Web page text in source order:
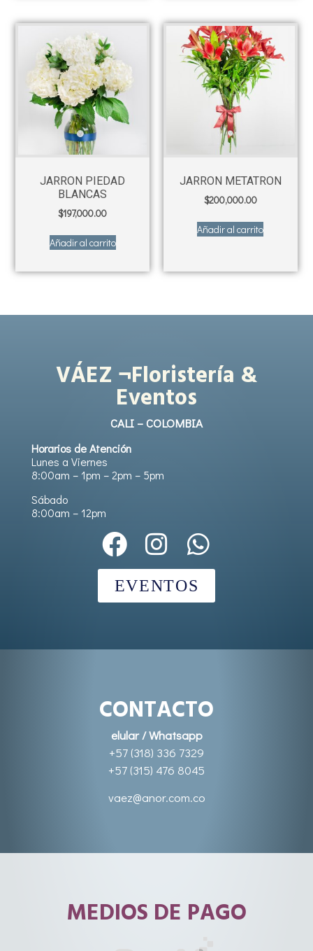
JARRON PIEDAD
BLANCAS
$197,000.00
Añadir al carrito
JARRON METATRON
$200,000.00
Añadir al carrito
VÁEZ ¬Floristería &
Eventos
CALI – COLOMBIA
Horarios de Atención
Lunes a Viernes
8:00am – 1pm – 2pm – 5pm
Sábado
8:00am – 12pm
EVENTOS
CONTACTO
elular / Whatsapp
+57 (318) 336 7329
+57 (315) 476 8045
vaez@anor.com.co
MEDIOS DE PAGO